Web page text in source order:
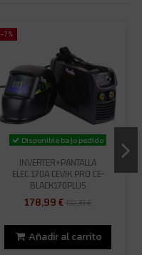
-7%
Disponible bajo pedido
INVERTER+PANTALLA
ELEC.170A CEVIK PRO CE-
BLACK170PLUS
178,99 €192,39 €
Añadir al carrito